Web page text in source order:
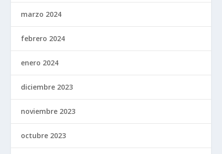
marzo 2024
febrero 2024
enero 2024
diciembre 2023
noviembre 2023
octubre 2023